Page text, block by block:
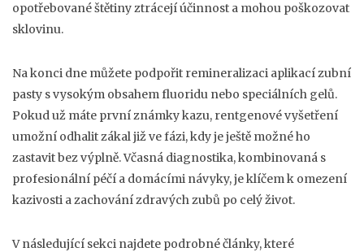
opotřebované štětiny ztrácejí účinnost a mohou poškozovat
sklovinu.
Na konci dne můžete podpořit remineralizaci aplikací zubní
pasty s vysokým obsahem fluoridu nebo speciálních gelů.
Pokud už máte první známky kazu, rentgenové vyšetření
umožní odhalit zákal již ve fázi, kdy je ještě možné ho
zastavit bez výplně. Včasná diagnostika, kombinovaná s
profesionální péčí a domácími návyky, je klíčem k omezení
kazivosti a zachování zdravých zubů po celý život.
V následující sekci najdete podrobné články, které